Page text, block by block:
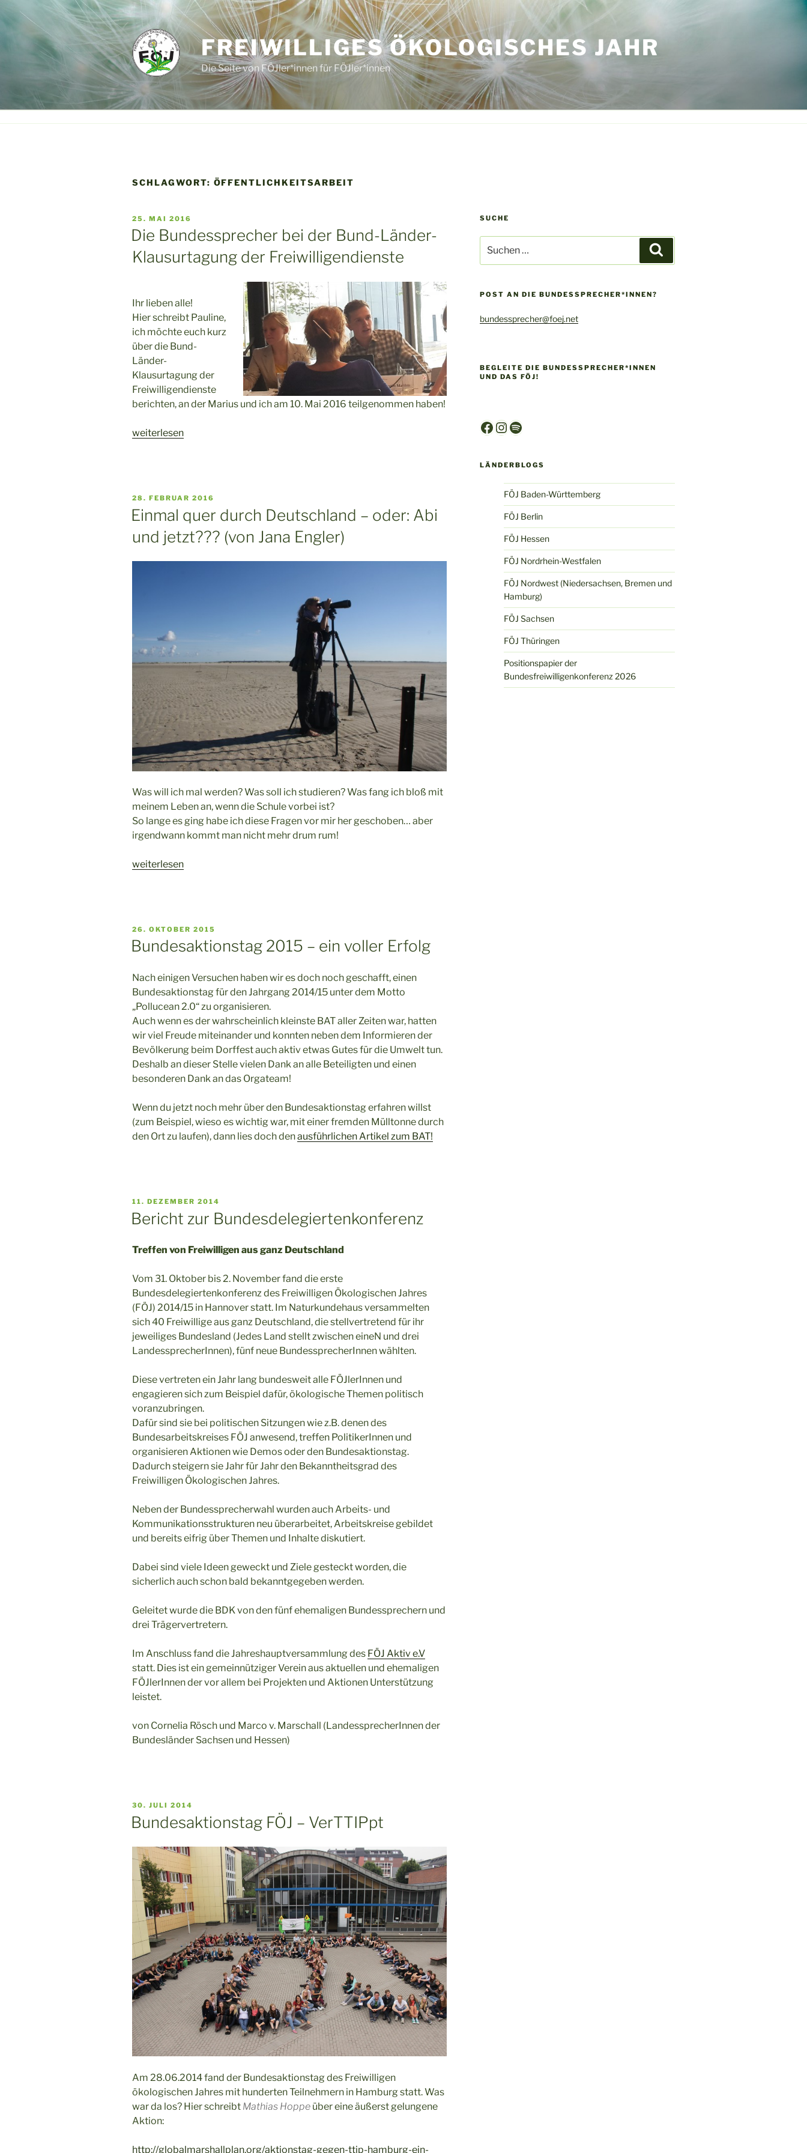
springen
FREIWILLIGES ÖKOLOGISCHES JAHR
Die Seite von FÖJler*innen für FÖJler*innen
SCHLAGWORT: ÖFFENTLICHKEITSARBEIT
VERÖFFENTLICHT
AM
25. MAI 2016
Die Bundessprecher bei der Bund-Länder-
Klausurtagung der Freiwilligendienste
Ihr lieben alle!
Hier schreibt Pauline,
ich möchte euch kurz
über die Bund-
Länder-
Klausurtagung der
Freiwilligendienste
berichten, an der Marius und ich am 10. Mai 2016 teilgenommen haben!
„Die
Länder-
Klausurtagung
der
Freiwilligendienste“
weiterlesen
VERÖFFENTLICHT
28. FEBRUAR 2016
Einmal quer durch Deutschland – oder: Abi
und jetzt??? (von Jana Engler)
Was will ich mal werden? Was soll ich studieren? Was fang ich bloß mit
meinem Leben an, wenn die Schule vorbei ist?
So lange es ging habe ich diese Fragen vor mir her geschoben… aber
irgendwann kommt man nicht mehr drum rum!
„Einmal
oder:
Abi
jetzt???
(von
Jana
Engler)“
weiterlesen
VERÖFFENTLICHT
AM
26. OKTOBER 2015
Bundesaktionstag 2015 – ein voller Erfolg
Nach einigen Versuchen haben wir es doch noch geschafft, einen
Bundesaktionstag für den Jahrgang 2014/15 unter dem Motto
„Pollucean 2.0“ zu organisieren.
Auch wenn es der wahrscheinlich kleinste BAT aller Zeiten war, hatten
wir viel Freude miteinander und konnten neben dem Informieren der
Bevölkerung beim Dorffest auch aktiv etwas Gutes für die Umwelt tun.
Deshalb an dieser Stelle vielen Dank an alle Beteiligten und einen
besonderen Dank an das Orgateam!
Wenn du jetzt noch mehr über den Bundesaktionstag erfahren willst
(zum Beispiel, wieso es wichtig war, mit einer fremden Mülltonne durch
den Ort zu laufen), dann lies doch denausführlichen Artikel zum BAT!
VERÖFFENTLICHT
11. DEZEMBER 2014
Bericht zur Bundesdelegiertenkonferenz
Treffen von Freiwilligen aus ganz Deutschland
Vom 31. Oktober bis 2. November fand die erste
Bundesdelegiertenkonferenz des Freiwilligen Ökologischen Jahres
(FÖJ) 2014/15 in Hannover statt. Im Naturkundehaus versammelten
sich 40 Freiwillige aus ganz Deutschland, die stellvertretend für ihr
jeweiliges Bundesland (Jedes Land stellt zwischen eineN und drei
LandessprecherInnen), fünf neue BundessprecherInnen wählten.
Diese vertreten ein Jahr lang bundesweit alle FÖJlerInnen und
engagieren sich zum Beispiel dafür, ökologische Themen politisch
voranzubringen.
Dafür sind sie bei politischen Sitzungen wie z.B. denen des
Bundesarbeitskreises FÖJ anwesend, treffen PolitikerInnen und
organisieren Aktionen wie Demos oder den Bundesaktionstag.
Dadurch steigern sie Jahr für Jahr den Bekanntheitsgrad des
Freiwilligen Ökologischen Jahres.
Neben der Bundessprecherwahl wurden auch Arbeits- und
Kommunikationsstrukturen neu überarbeitet, Arbeitskreise gebildet
und bereits eifrig über Themen und Inhalte diskutiert.
Dabei sind viele Ideen geweckt und Ziele gesteckt worden, die
sicherlich auch schon bald bekanntgegeben werden.
Geleitet wurde die BDK von den fünf ehemaligen Bundessprechern und
drei Trägervertretern.
Im Anschluss fand die Jahreshauptversammlung des FÖJ Aktiv e.V
statt. Dies ist ein gemeinnütziger Verein aus aktuellen und ehemaligen
FÖJlerInnen der vor allem bei Projekten und Aktionen Unterstützung
leistet.
von Cornelia Rösch und Marco v. Marschall (LandessprecherInnen der
Bundesländer Sachsen und Hessen)
VERÖFFENTLICHT
AM
30. JULI 2014
Bundesaktionstag FÖJ – VerTTIPpt
Am 28.06.2014 fand der Bundesaktionstag des Freiwilligen
ökologischen Jahres mit hunderten Teilnehmern in Hamburg statt. Was
war da los? Hier schreibt Mathias Hoppe über eine äußerst gelungene
Aktion:
http://globalmarshallplan.org/aktionstag-gegen-ttip-hamburg-ein-
SUCHE
nach:
POST AN DIE BUNDESSPRECHER*INNEN?
bundessprecher@foej.net
BEGLEITE DIE BUNDESSPRECHER*INNEN
UND DAS FÖJ!
Facebook
Instagram
Spotify
LÄNDERBLOGS
FÖJ Baden-Württemberg
FÖJ Berlin
FÖJ Hessen
FÖJ Nordrhein-Westfalen
FÖJ Nordwest (Niedersachsen, Bremen und
Hamburg)
FÖJ Sachsen
FÖJ Thüringen
Positionspapier der
Bundesfreiwilligenkonferenz 2026